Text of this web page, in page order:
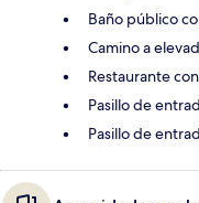
Baño público
Camino a
Restaurante
Pasillo de
Pasillo de